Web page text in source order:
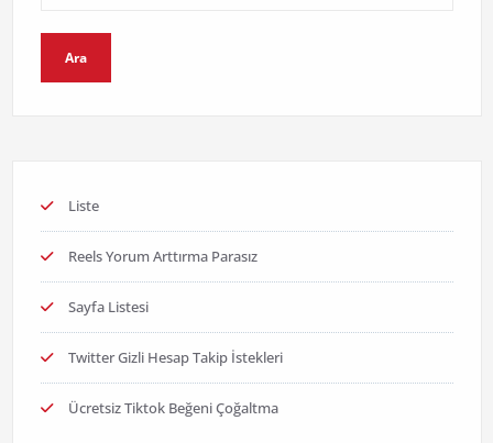
Ara
Liste
Reels Yorum Arttırma Parasız
Sayfa Listesi
Twitter Gizli Hesap Takip İstekleri
Ücretsiz Tiktok Beğeni Çoğaltma